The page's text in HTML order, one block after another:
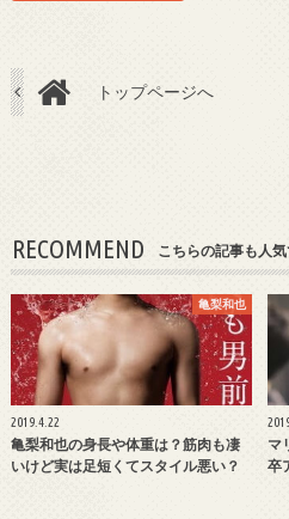
トップページへ
RECOMMEND こちらの記事も人気
亀梨和也
2019.4.22
亀梨和也の身長や体重は？筋肉も凄
いけど実は足短くてスタイル悪い？
マ
卒